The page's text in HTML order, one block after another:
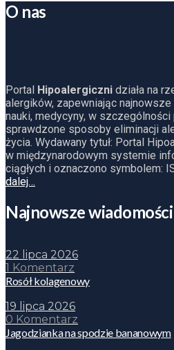
O nas
Portal Hipoalergiczni działa na
alergików, zapewniając
nauki, medycyny, w
sprawdzone sposoby eliminacji
życia. Wydawany tytuł: Portal
w międzynarodowym systemie
ciągłych i oznaczono symbolem:
dalej…
Najnowsze wiadomości
22 lipca 2026
1 Komentarz
Rosół kolagenowy
19 lipca 2026
0 Komentarz
Jagodzianka na spodzie bananowym